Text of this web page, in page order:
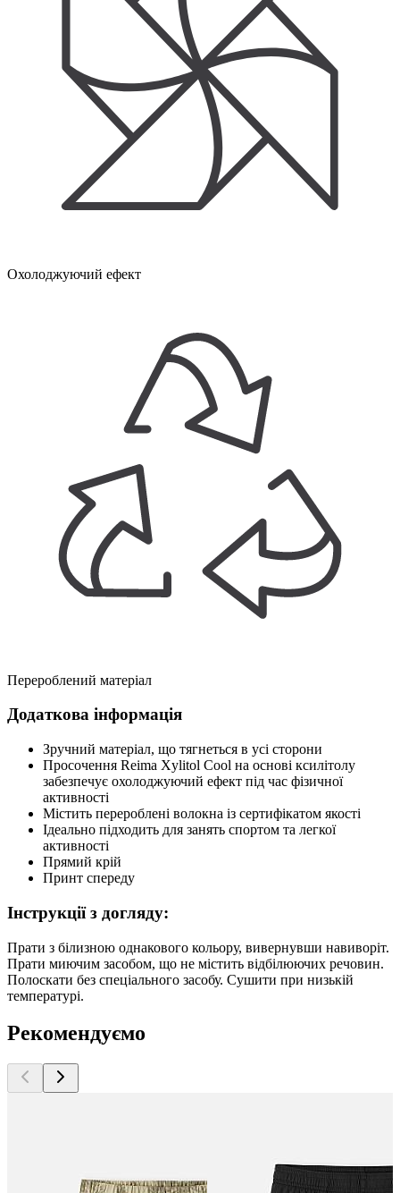
Охолоджуючий ефект
Перероблений матеріал
Додаткова інформація
Зручний матеріал, що тягнеться в усі сторони
Просочення Reima Xylitol Cool на основі ксилітолу
забезпечує охолоджуючий ефект під час фізичної
активності
Містить перероблені волокна із сертифікатом якості
Ідеально підходить для занять спортом та легкої
активності
Прямий крій
Принт спереду
Інструкції з догляду:
Прати з білизною однакового кольору, вивернувши навиворіт.
Прати миючим засобом, що не містить відбілюючих речовин.
Полоскати без спеціального засобу. Сушити при низькій
температурі.
Рекомендуємо